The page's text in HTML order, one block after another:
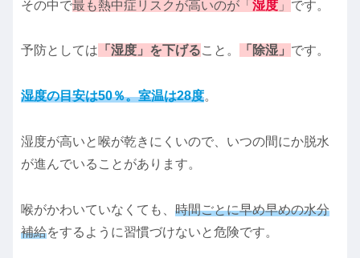
その中で最も熱中症リスクが高いのが「 湿度 」 です。
予防としては 「湿度」を下げること。 「除湿」 です。
湿度の目安は50％。室温は28度。
湿度が高いと喉が乾きにくいので、いつの間にか脱水
が進んでいることがあります。
喉がかわいていなくても、 時間ごとに早め早めの水分
補給をするように習慣づけないと危険です。